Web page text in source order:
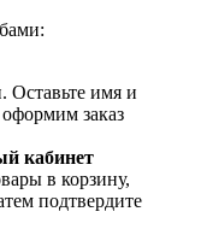
Оставьте имя и
заказ
кабинет
в корзину,
подтвердите